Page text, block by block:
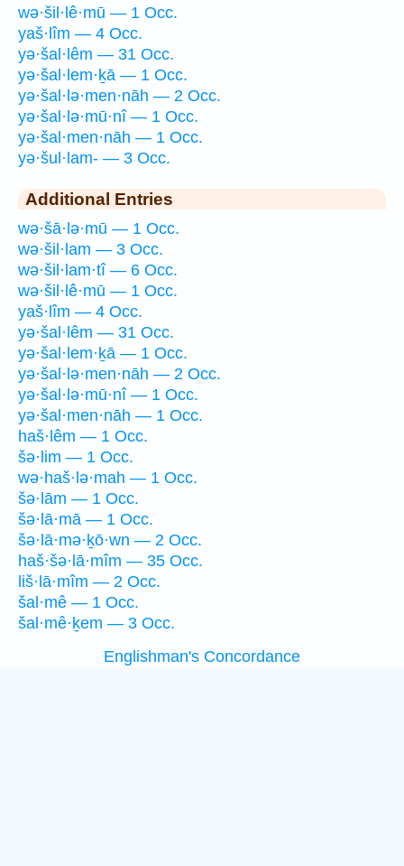
wə·šil·lê·mū — 1 Occ.
yaš·lîm — 4 Occ.
yə·šal·lêm — 31 Occ.
yə·šal·lem·ḵā — 1 Occ.
yə·šal·lə·men·nāh — 2 Occ.
yə·šal·lə·mū·nî — 1 Occ.
yə·šal·men·nāh — 1 Occ.
yə·šul·lam- — 3 Occ.
Additional Entries
wə·šā·lə·mū — 1 Occ.
wə·šil·lam — 3 Occ.
wə·šil·lam·tî — 6 Occ.
wə·šil·lê·mū — 1 Occ.
yaš·lîm — 4 Occ.
yə·šal·lêm — 31 Occ.
yə·šal·lem·ḵā — 1 Occ.
yə·šal·lə·men·nāh — 2 Occ.
yə·šal·lə·mū·nî — 1 Occ.
yə·šal·men·nāh — 1 Occ.
haš·lêm — 1 Occ.
šə·lim — 1 Occ.
wə·haš·lə·mah — 1 Occ.
šə·lām — 1 Occ.
šə·lā·mā — 1 Occ.
šə·lā·mə·ḵō·wn — 2 Occ.
haš·šə·lā·mîm — 35 Occ.
liš·lā·mîm — 2 Occ.
šal·mê — 1 Occ.
šal·mê·ḵem — 3 Occ.
Englishman's Concordance